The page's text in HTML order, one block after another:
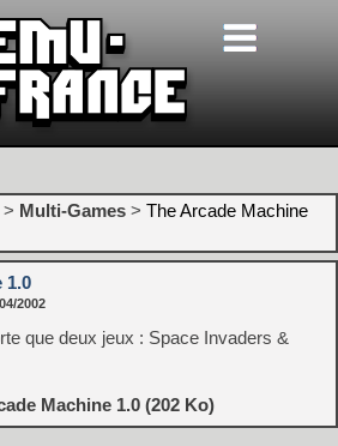
> Multi-Games > The Arcade Machine
1.0
2002
que deux jeux : Space Invaders &
Machine 1.0 (202 Ko)